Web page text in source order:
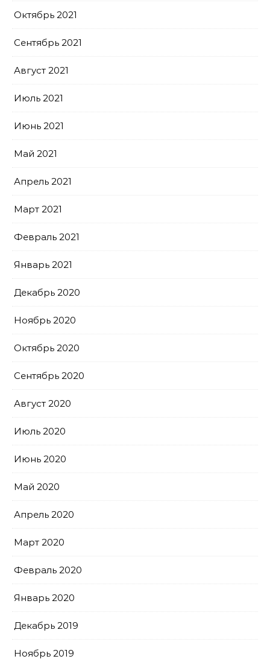
Октябрь 2021
Сентябрь 2021
Август 2021
Июль 2021
Июнь 2021
Май 2021
Апрель 2021
Март 2021
Февраль 2021
Январь 2021
Декабрь 2020
Ноябрь 2020
Октябрь 2020
Сентябрь 2020
Август 2020
Июль 2020
Июнь 2020
Май 2020
Апрель 2020
Март 2020
Февраль 2020
Январь 2020
Декабрь 2019
Ноябрь 2019